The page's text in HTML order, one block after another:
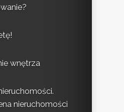
wnętrza
nieruchomości